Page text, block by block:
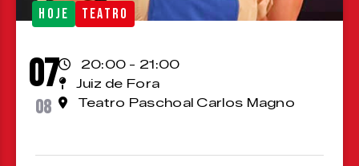
HOJE TEATRO
07
08
20:00 - 21:00
Juiz de Fora
Teatro Paschoal Carlos Magno